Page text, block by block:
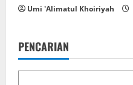
Umi 'Alimatul Khoiriyah
PENCARIAN